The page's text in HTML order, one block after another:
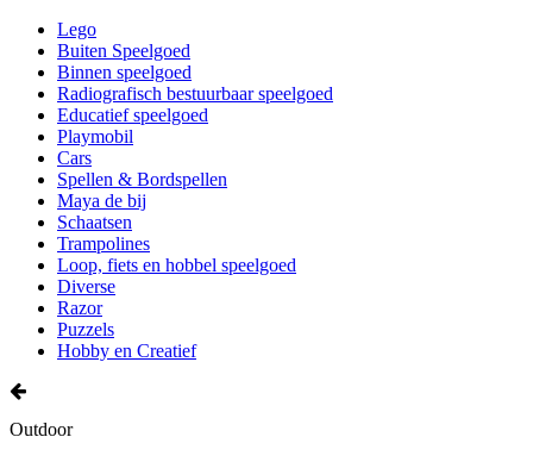
Lego
Buiten Speelgoed
Binnen speelgoed
Radiografisch bestuurbaar speelgoed
Educatief speelgoed
Playmobil
Cars
Spellen & Bordspellen
Maya de bij
Schaatsen
Trampolines
Loop, fiets en hobbel speelgoed
Diverse
Razor
Puzzels
Hobby en Creatief
Outdoor